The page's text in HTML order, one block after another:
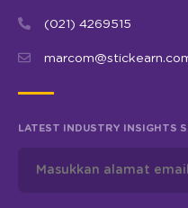
(021) 4269515
LATEST INDUSTRY INSIGHTS